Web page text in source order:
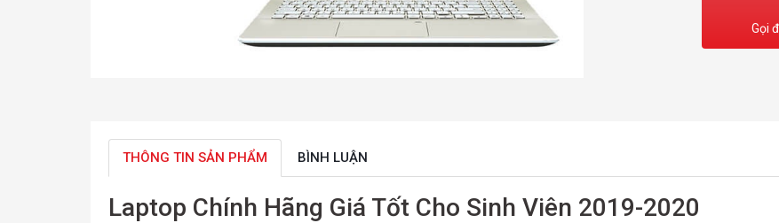
Gọi
THÔNG TIN SẢN PHẨM BÌNH LUẬN
Laptop Chính Hãng Giá Tốt Cho Sinh Viên 2019-2020